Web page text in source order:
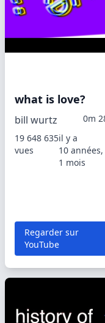
what is love?
bill wurtz
0m
19 648 635
vues
il y a
10 années,
1 mois
Regarder sur
YouTube